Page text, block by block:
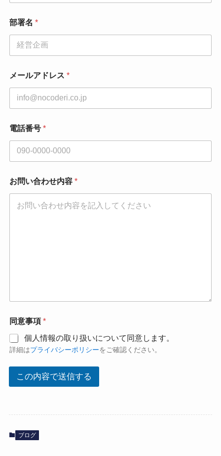
部署名 *
メールアドレス *
電話番号 *
お問い合わせ内容 *
社
名
電
話
号
社
同意事項 *
個人情報の取り扱いについて同意します。
詳細はプライバシーポリシーをご確認ください。
この内容で送信する
ブログ